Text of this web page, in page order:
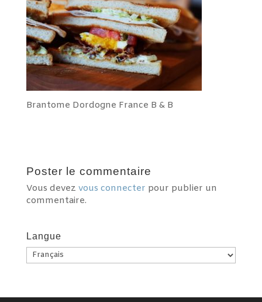
Brantome Dordogne France B & B
Poster le commentaire
Vous devez vous connecter pour publier un
commentaire.
Langue
Langue